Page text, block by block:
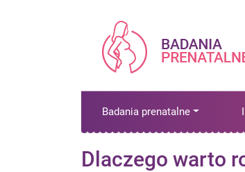
Badania prenatalne
Dlaczego warto